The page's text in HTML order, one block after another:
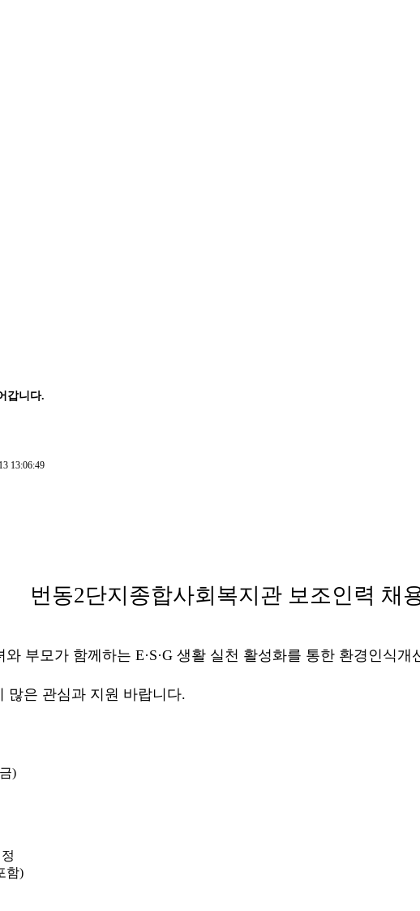
갑니다.
13:06:49
번동2단지종합사회복지관 보조인력 채
와 부모가 함께하는 E·S·G 생활 실천 활성화를 통한 환경인식개
많은 관심과 지원 바랍니다.
금)
함)